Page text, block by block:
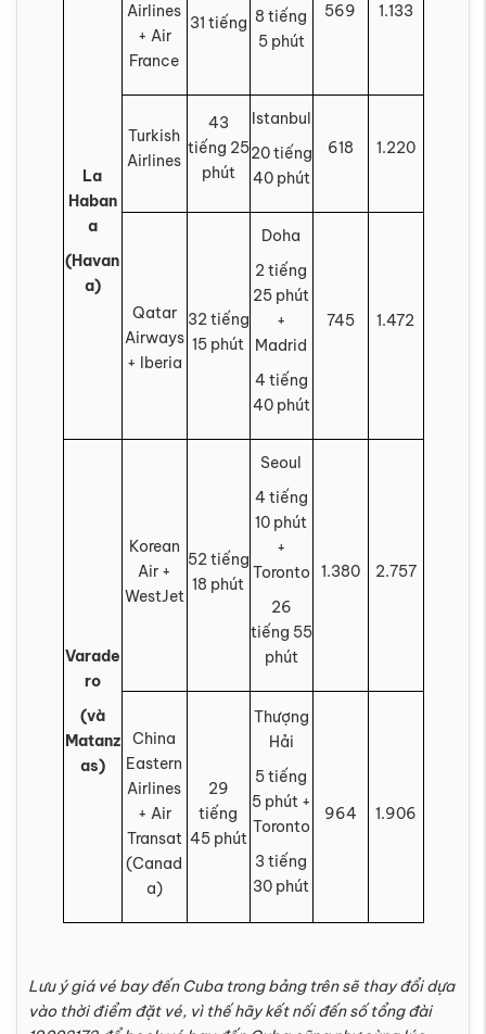
La
Haban
a
(Havan
a)
Airlines
+ Air
France
31 tiếng 8 tiếng
5 phút
569 1.133
Turkish
Airlines
43
tiếng 25
phút
Istanbul
20 tiếng
40 phút
618 1.220
Qatar
Airways
+ Iberia
32 tiếng
15 phút
Doha
2 tiếng
25 phút
+
Madrid
4 tiếng
40 phút
745 1.472
Varade
ro
(và
Matanz
as)
Korean
Air +
WestJet
52 tiếng
18 phút
Seoul
4 tiếng
10 phút
+
Toronto
26
tiếng 55
phút
1.380 2.757
China
Eastern
Airlines
+ Air
Transat
(Canad
a)
29
tiếng
45 phút
Thượng
Hải
5 tiếng
5 phút +
Toronto
3 tiếng
30 phút
964 1.906
Lưu ý giá vé bay đến Cuba trong bảng trên sẽ thay đổi dựa
vào thời điểm đặt vé, vì thế hãy kết nối đến số tổng đài